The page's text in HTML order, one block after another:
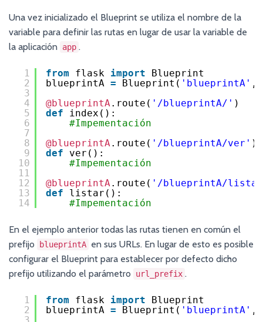
Una vez inicializado el Blueprint se utiliza el nombre de la
variable para definir las rutas en lugar de usar la variable de
la aplicación app .
1
2
3
4
5
6
7
8
9
10
11
12
13
14
from flask import
Blueprint
blueprintA = Blueprint( 'blueprintA' ,
@blueprintA.route( '/blueprintA/' )
def
index():
#Impementación
@blueprintA.route( '/blueprintA/ver' )
def
ver():
#Impementación
@blueprintA.route( '/blueprintA/
def
listar():
#Impementación
En el ejemplo anterior todas las rutas tienen en común el
prefijo
blueprintA en sus URLs. En lugar de esto es posible
configurar el Blueprint para establecer por defecto dicho
prefijo utilizando el parámetro
url_prefix .
1
2
from flask import
Blueprint
blueprintA = Blueprint( 'blueprintA' ,